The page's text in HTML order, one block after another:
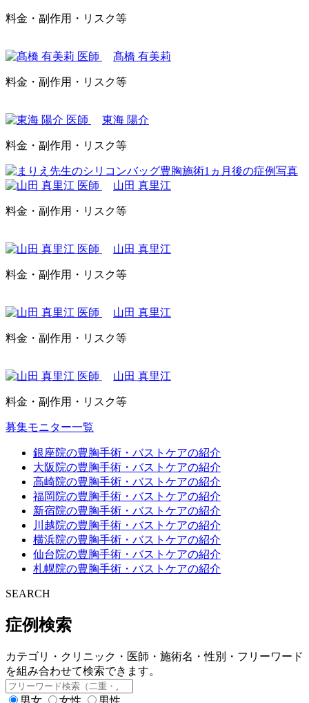
料金・副作用・リスク等
髙橋 有美莉
料金・副作用・リスク等
東海 陽介
料金・副作用・リスク等
山田 真里江
料金・副作用・リスク等
山田 真里江
料金・副作用・リスク等
山田 真里江
料金・副作用・リスク等
山田 真里江
料金・副作用・リスク等
募集モニター一覧
銀座院の豊胸手術・バストケアの紹介
大阪院の豊胸手術・バストケアの紹介
高崎院の豊胸手術・バストケアの紹介
福岡院の豊胸手術・バストケアの紹介
新宿院の豊胸手術・バストケアの紹介
川越院の豊胸手術・バストケアの紹介
横浜院の豊胸手術・バストケアの紹介
仙台院の豊胸手術・バストケアの紹介
札幌院の豊胸手術・バストケアの紹介
SEARCH
症例検索
カテゴリ・クリニック・医師・施術名・性別・フリーワード
を組み合わせて検索できます。